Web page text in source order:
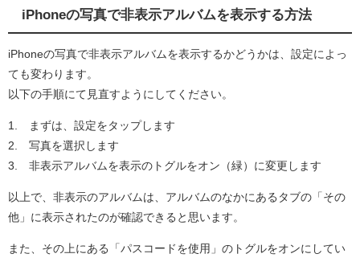
iPhoneの写真で非表示アルバムを表示する方法
iPhoneの写真で非表示アルバムを表示するかどうかは、設定によっ
ても変わります。
以下の手順にて見直すようにしてください。
1. まずは、設定をタップします
2. 写真を選択します
3. 非表示アルバムを表示のトグルをオン（緑）に変更します
以上で、非表示のアルバムは、アルバムのなかにあるタブの「その
他」に表示されたのが確認できると思います。
また、その上にある「パスコードを使用」のトグルをオンにしてい